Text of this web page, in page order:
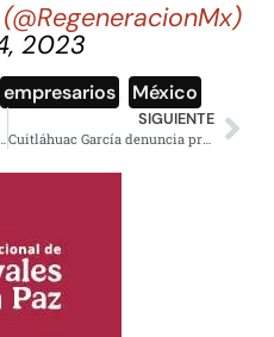
2023
empresarios México
a coordinar la defensa de la 4T
SIGUIENTE
Cuitláhuac García denuncia protección de jueces federales a delincuentes